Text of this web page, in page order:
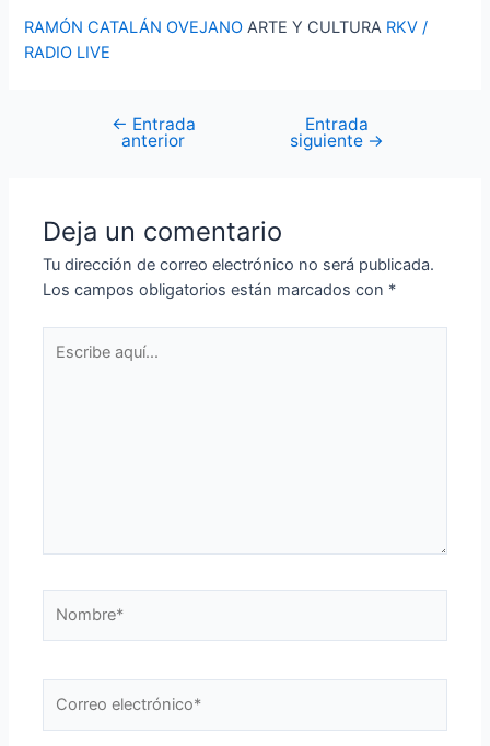
RAMÓN CATALÁN OVEJANO ARTE Y CULTURA RKV /
RADIO LIVE
Navegación
← Entrada
anterior
Entrada
siguiente →
Deja un comentario
Tu dirección de correo electrónico no será publicada.
Los campos obligatorios están marcados con *
aquí...
electrónico*